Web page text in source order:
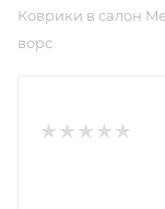
Коврики в салон
ворс